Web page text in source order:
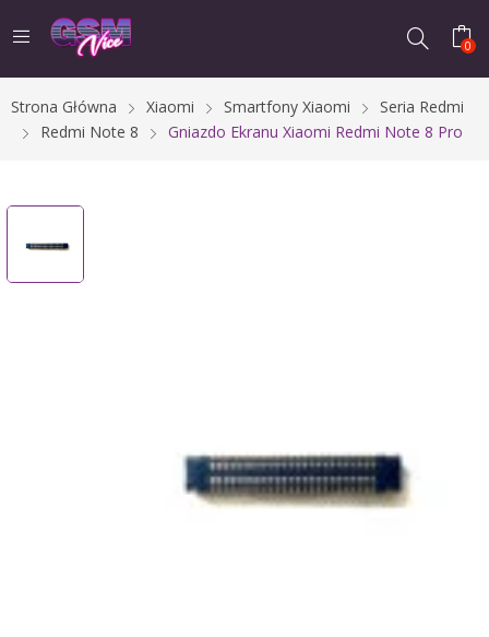
0
Strona Główna Xiaomi Smartfony Xiaomi
Seria Redmi
Redmi Note 8
Gniazdo Ekranu Xiaomi Redmi Note 8 Pro